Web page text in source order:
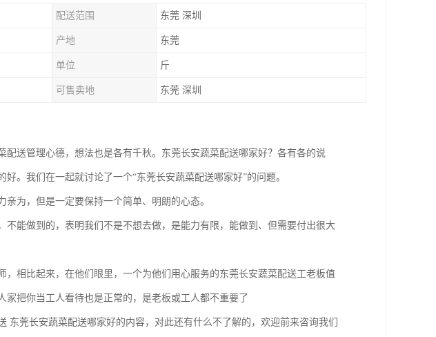
配送范围 东莞 深圳
产地 东莞
单位 斤
可售卖地 东莞 深圳
送管理心德，想法也是各有千秋。东莞长安蔬菜配送哪家好？各有各的说
。我们在一起就讨论了一个“东莞长安蔬菜配送哪家好”的问题。
为，但是一定要保持一个简单、明朗的心态。
能做到的，表明我们不是不想去做，是能力有限，能做到、但需要付出很大
相比起来，在他们眼里，一个为他们用心服务的东莞长安蔬菜配送工老板值
把你当工人看待也是正常的，是老板或工人都不重要了
东莞长安蔬菜配送哪家好的内容，对此还有什么不了解的，欢迎前来咨询我们